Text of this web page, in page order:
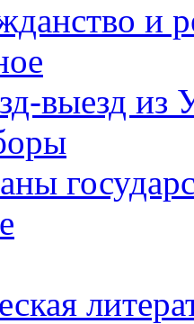
и
выезд из